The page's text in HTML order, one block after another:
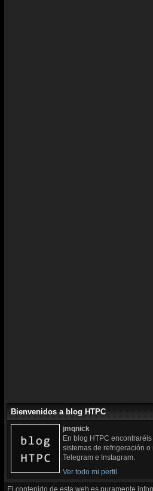
Bienvenidos a blog HTPC
jmqnick
En blog HTPC
sistemas de refrigeración
Telegram e Instagram.
Ver todo mi perfil
El contenido de esta web es puramente